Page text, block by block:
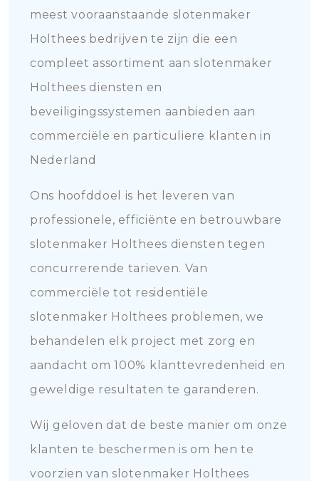
meest vooraanstaande slotenmaker
Holthees bedrijven te zijn die een
compleet assortiment aan slotenmaker
Holthees diensten en
beveiligingssystemen aanbieden aan
commerciële en particuliere klanten in
Nederland
Ons hoofddoel is het leveren van
professionele, efficiënte en betrouwbare
slotenmaker Holthees diensten tegen
concurrerende tarieven. Van
commerciële tot residentiële
slotenmaker Holthees problemen, we
behandelen elk project met zorg en
aandacht om 100% klanttevredenheid en
geweldige resultaten te garanderen.
Wij geloven dat de beste manier om onze
klanten te beschermen is om hen te
voorzien van slotenmaker Holthees